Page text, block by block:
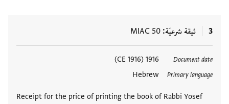
3 ثيقة شرعيّة MIAC 50
Document date
1916 (1916 CE)
Primary language
Hebrew
Receipt for the price of printing the book of Rabbi Yosef
العلامات